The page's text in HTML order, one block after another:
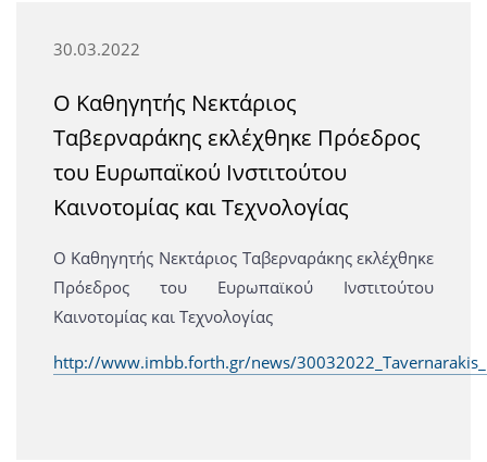
30.03.2022
Ο Καθηγητής Νεκτάριος
Ταβερναράκης εκλέχθηκε Πρόεδρος
του Ευρωπαϊκού Ινστιτούτου
Καινοτομίας και Τεχνολογίας
Ο Καθηγητής Νεκτάριος Ταβερναράκης εκλέχθηκε
Πρόεδρος του Ευρωπαϊκού Ινστιτούτου
Καινοτομίας και Τεχνολογίας
http://www.imbb.forth.gr/news/